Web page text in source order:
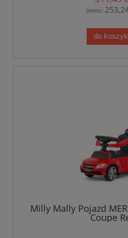
(netto:
do
Milly Mally Pojazd
Coupe